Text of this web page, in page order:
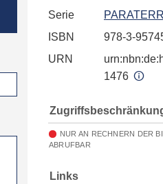
Serie
ISBN
978-3-
URN
1476
NUR AN RECHNERN DER
ABRUFBAR
Links